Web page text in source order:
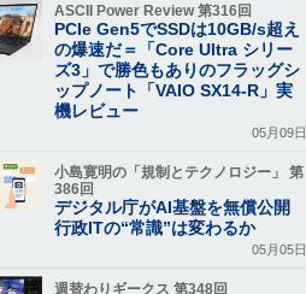
ASCII Power Review 第316回
PCIe Gen5でSSDは10GB/s超え
の爆速だ＝「Core Ultra シリー
ズ3」で勝色もありのフラッグシ
ップノート「VAIO SX14-R」実
機レビュー
05月09日
小島寛明の「規制とテクノロジー」 第
386回
デジタル庁がAI基盤を無償公開
行政ITの“常識”は変わるか
05月05日
週替わりギークス 第348回